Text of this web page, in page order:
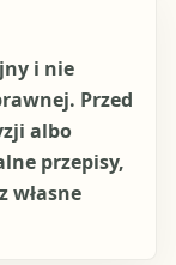
i nie
Przed
albo
przepisy,
własne